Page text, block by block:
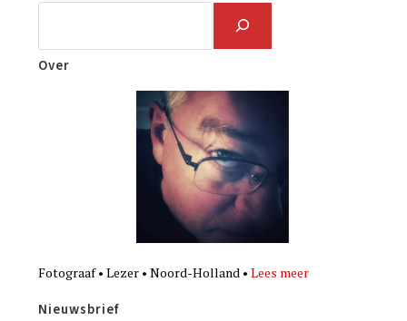
Over
Fotograaf • Lezer • Noord-Holland •Lees meer
Nieuwsbrief